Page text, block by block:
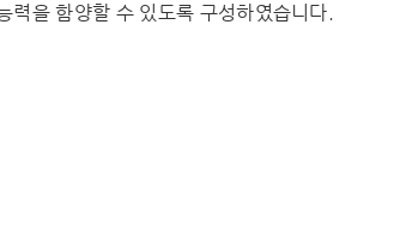
력을 함양할 수 있도록 구성하였습니다.